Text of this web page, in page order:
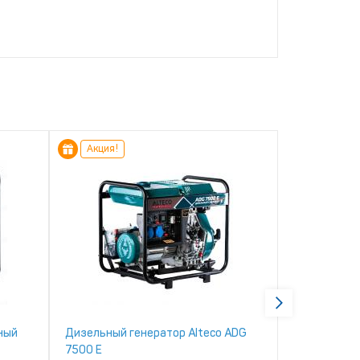
Акция!
Дизельный генератор Alteco ADG
7500 E